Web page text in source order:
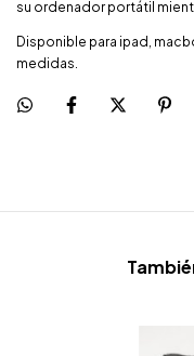
su ordenador portátil
Disponible para ipad,
medidas.